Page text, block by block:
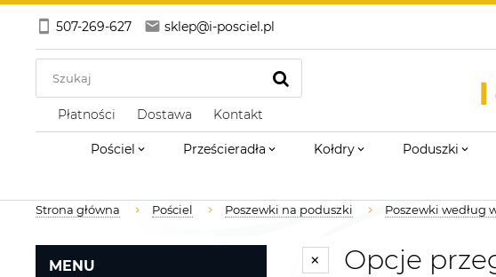
507-269-627 sklep@i-posciel.pl
Płatności
Dostawa Kontakt
Pościel Prześcieradła Kołdry Poduszki
Strona główna Pościel Poszewki na poduszki Poszewki według
MENU Opcje